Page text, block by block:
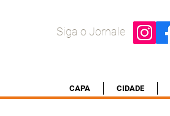
Siga o Jornale
CAPA CIDADE